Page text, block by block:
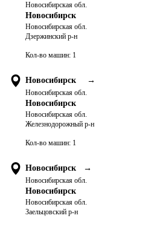
Новосибирская обл.
Новосибирск
Новосибирская обл.
Дзержинский р-н
Кол-во машин: 1
Новосибирск →
Новосибирская обл.
Новосибирск
Новосибирская обл.
Железнодорожный р-н
Кол-во машин: 1
Новосибирск →
Новосибирская обл.
Новосибирск
Новосибирская обл.
Заельцовский р-н